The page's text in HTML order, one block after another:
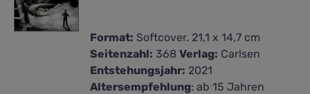
Format: Softcover. 21,1 x 14,7 cm
Seitenzahl: 368Verlag: Carlsen
Entstehungsjahr: 2021
Altersempfehlung: ab 15 Jahren